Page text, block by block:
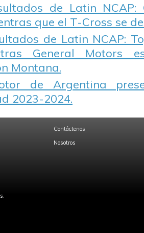
de Latin NCAP:
que el T-Cross se
de Latin NCAP:
General Motors
Montana.
de Argentina
2023-2024.
Contáctenos
Nosotros